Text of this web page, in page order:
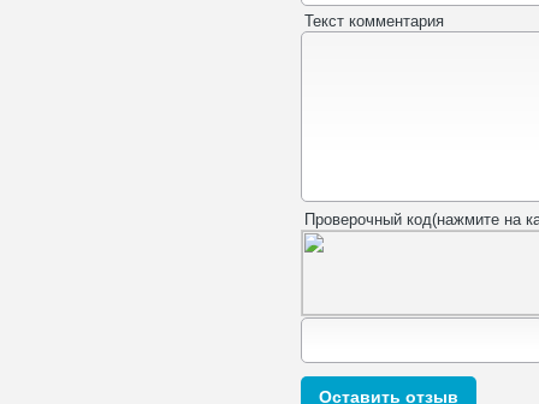
Текст комментария
Проверочный код(нажмите на